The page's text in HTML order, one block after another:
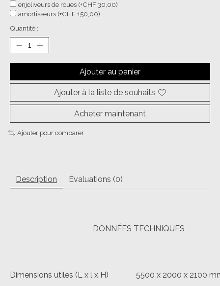
enjoliveurs de roues (+CHF 30,00)
amortisseurs (+CHF 150,00)
Quantité :
Ajouter au panier
Ajouter à la liste de souhaits
Acheter maintenant
Ajouter pour comparer
Description Évaluations (0)
DONNÉES TECHNIQUES
Dimensions utiles (L x l x H)
5500 x 2000 x 2100